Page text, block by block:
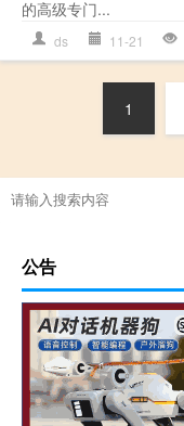
的高级专门...
ds 11-21
1
公告